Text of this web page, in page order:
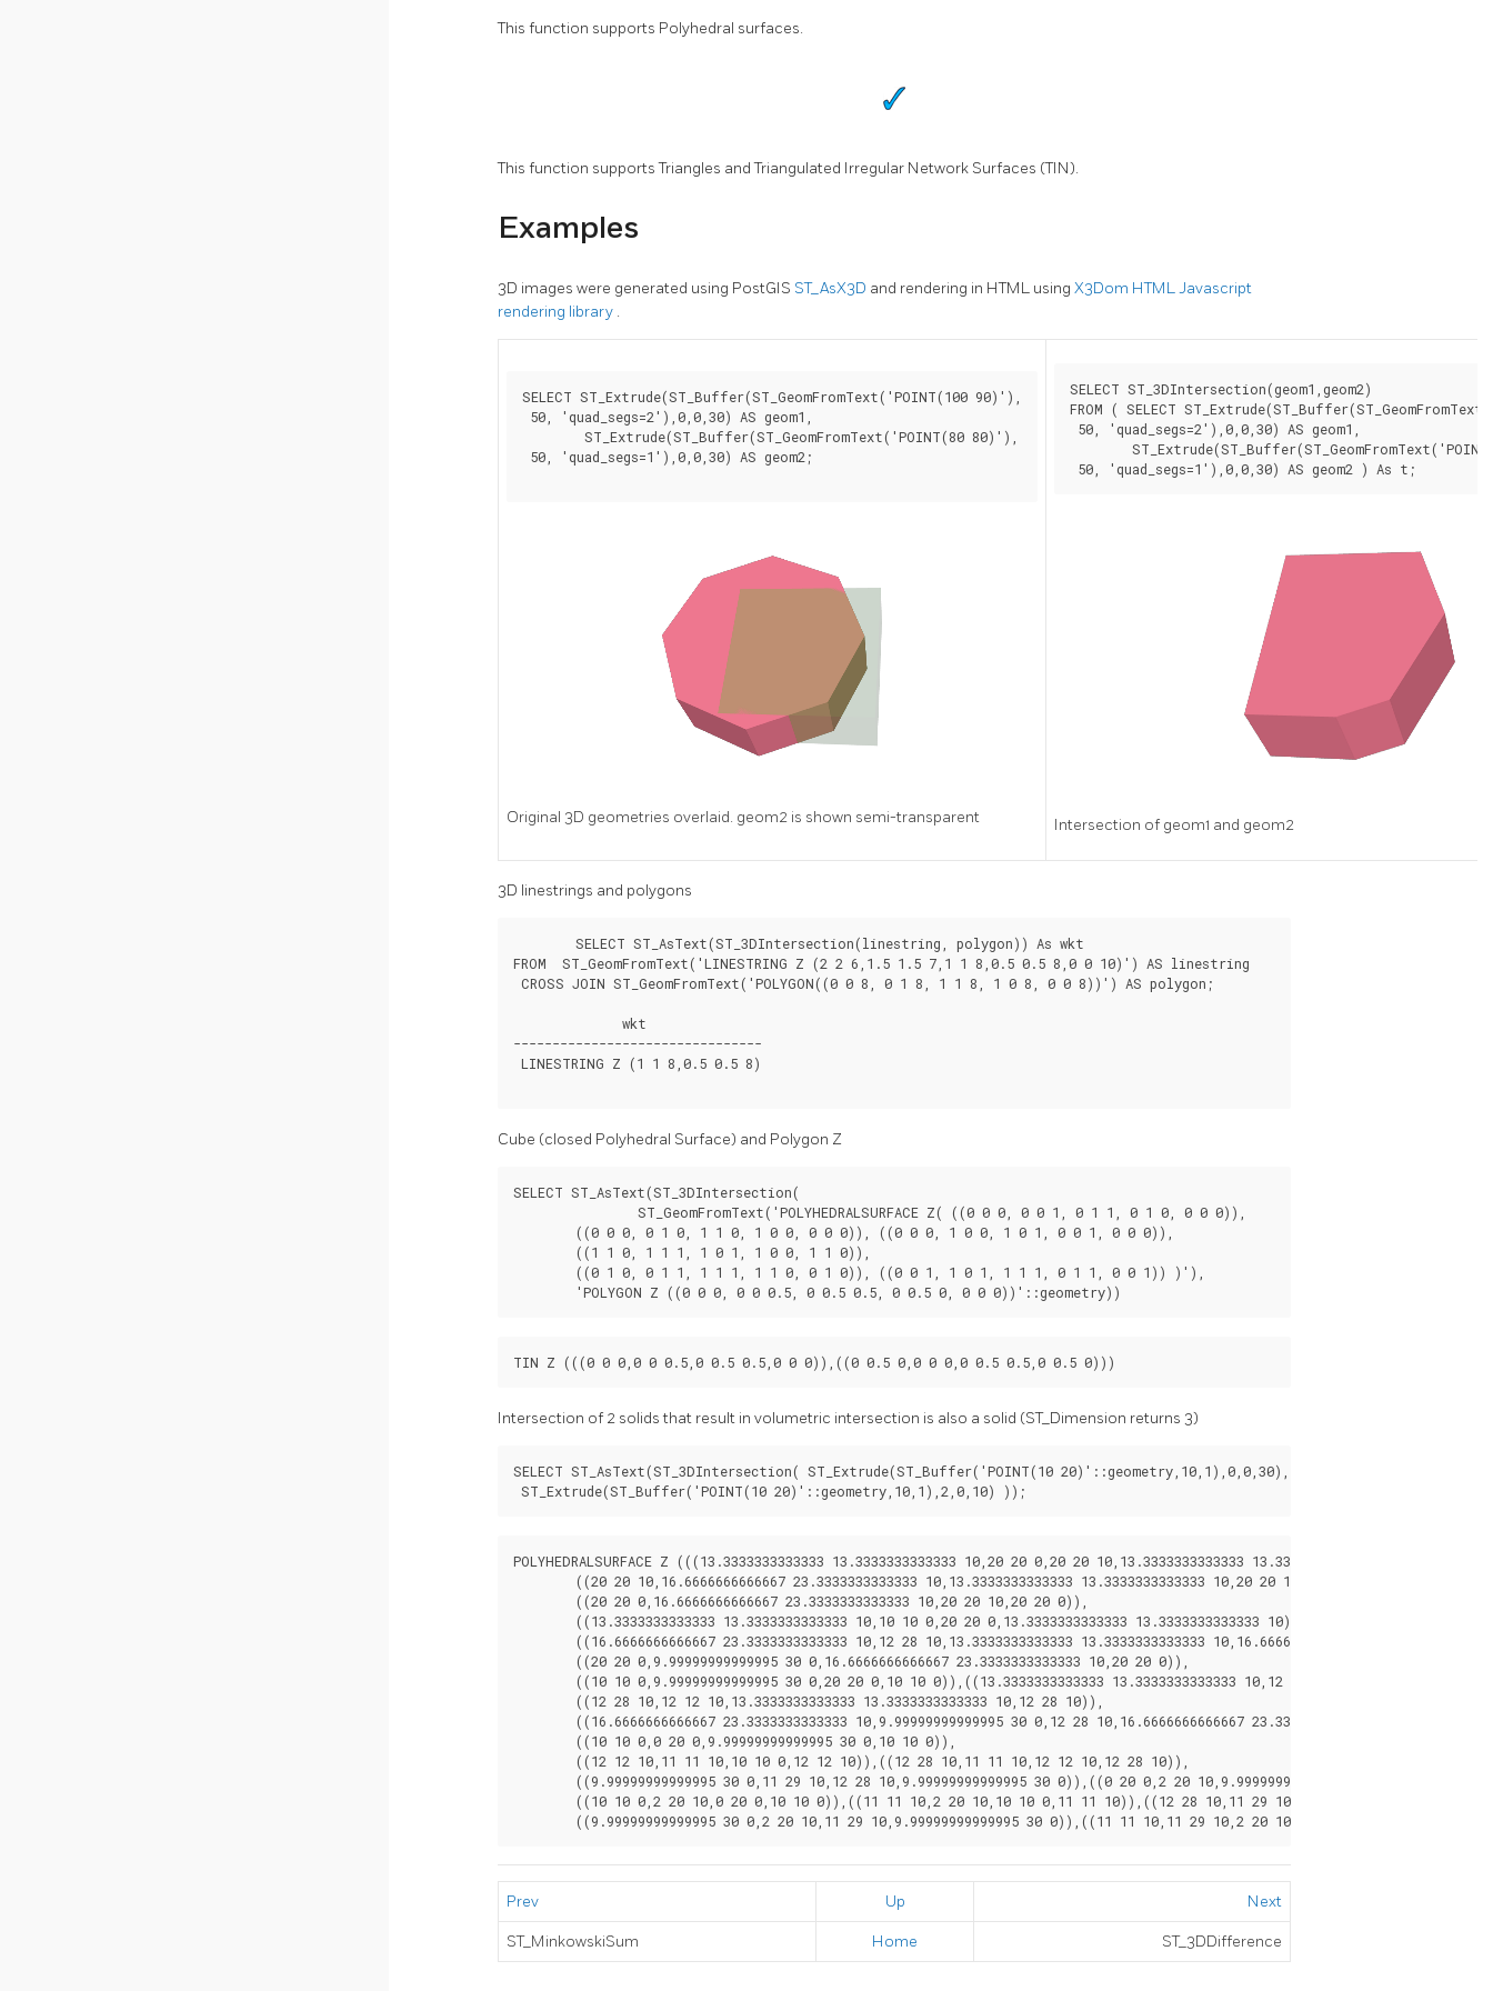
This function supports Polyhedral surfaces.
This function supports Triangles and Triangulated Irregular Network Surfaces (TIN).
Examples
3D images were generated using PostGIS ST_AsX3D and rendering in HTML using X3Dom HTML Javascript
rendering library .
SELECT ST_Extrude(ST_Buffer(ST_GeomFromText('POINT(100 90)'),
50, 'quad_segs=2'),0,0,30) AS geom1,
        ST_Extrude(ST_Buffer(ST_GeomFromText('POINT(80 80)'),
50, 'quad_segs=1'),0,0,30) AS geom2;
Original 3D geometries overlaid. geom2 is shown semi-transparent
SELECT ST_3DIntersection(geom1,geom2)
FROM ( SELECT
50, 'quad_segs=2'),0,0,30) AS geom1,
50, 'quad_segs=1'),0,0,30) AS geom2 ) As t;
Intersection of geom1 and geom2
3D linestrings and polygons
FROM  ST_GeomFromText('LINESTRING Z (2 2 6,1.5 1.5 7,1 1 8,0.5 0.5 8,0 0 10)') AS linestring
CROSS JOIN ST_GeomFromText('POLYGON((0 0 8, 0 1 8, 1 1 8, 1 0 8, 0 0 8))') AS polygon;
              wkt
--------------------------------
LINESTRING Z (1 1 8,0.5 0.5 8)
Cube (closed Polyhedral Surface) and Polygon Z
SELECT ST_AsText(ST_3DIntersection(
	'POLYGON Z ((0 0 0, 0 0 0.5, 0 0.5 0.5, 0 0.5 0, 0 0 0))'::geometry))
TIN Z (((0 0 0,0 0 0.5,0 0.5 0.5,0 0 0)),((0 0.5 0,0 0 0,0 0.5 0.5,0 0.5 0)))
Intersection of 2 solids that result in volumetric intersection is also a solid (ST_Dimension returns 3)
SELECT ST_AsText(ST_3DIntersection( ST_Extrude(ST_Buffer('POINT(10 20)'::geometry,10,1),0,0,30),
ST_Extrude(ST_Buffer('POINT(10 20)'::geometry,10,1),2,0,10) ));
POLYHEDRALSURFACE Z (((13.3333333333333 13.3333333333333 10,20 20 0,20 20 10,13.3333333333333 13.3333333333333 10)),
	((9.99999999999995 30 0,2 20 10,11 29 10,9.99999999999995 30 0)),((11 11 10,11 29 10,2 20 10,11 11 10)))
Prev Up Next
ST_MinkowskiSum Home ST_3DDifference